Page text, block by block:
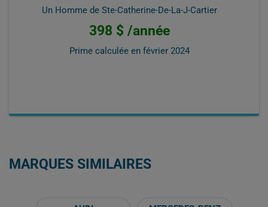
Un Homme de Ste-Catherine-De-La-J-Cartier
398 $ /année
Prime calculée en février 2024
MARQUES SIMILAIRES